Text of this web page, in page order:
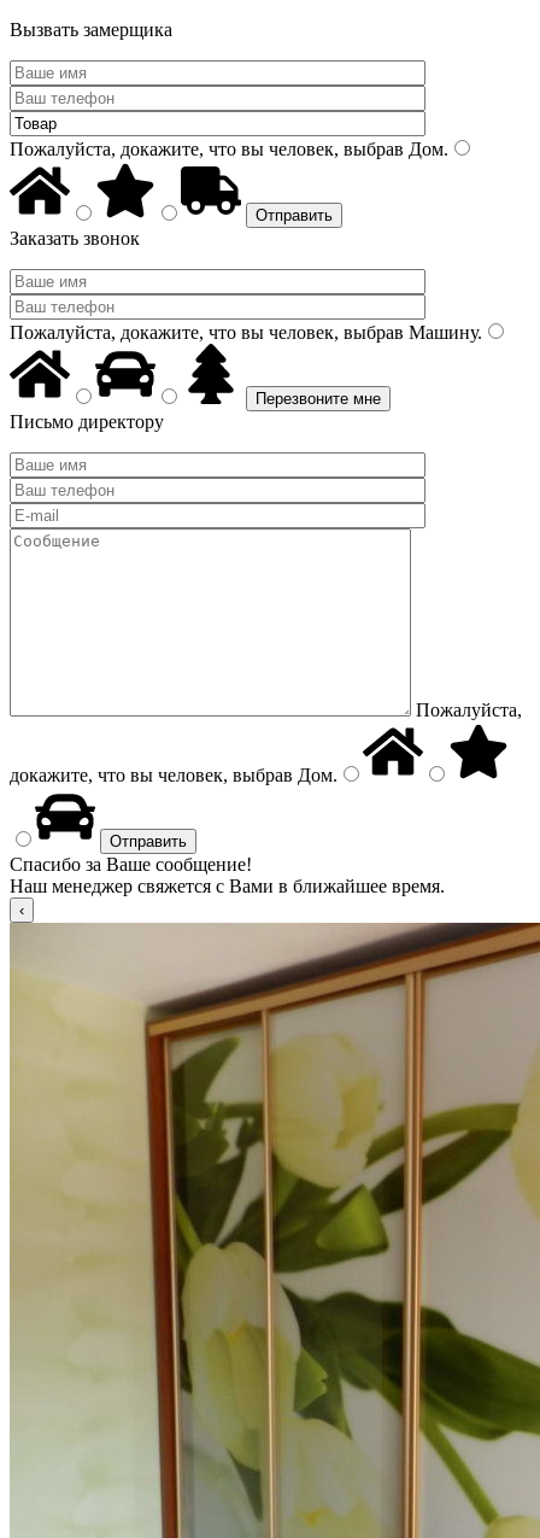
Вызвать замерщика
Пожалуйста, докажите, что вы человек, выбрав Дом.
Заказать звонок
Пожалуйста, докажите, что вы человек, выбрав Машину.
Письмо директору
Пожалуйста,
докажите, что вы человек, выбрав Дом.
Спасибо за Ваше сообщение!
Наш менеджер свяжется с Вами в ближайшее время.